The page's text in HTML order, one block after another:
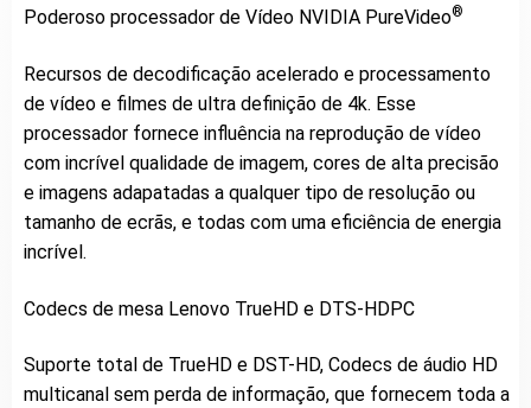
Poderoso processador de Vídeo NVIDIA PureVideo®
Recursos de decodificação acelerado e processamento
de vídeo e filmes de ultra definição de 4k. Esse
processador fornece influência na reprodução de vídeo
com incrível qualidade de imagem, cores de alta precisão
e imagens adapatadas a qualquer tipo de resolução ou
tamanho de ecrãs, e todas com uma eficiência de energia
incrível.
Codecs de mesa Lenovo TrueHD e DTS-HDPC
Suporte total de TrueHD e DST-HD, Codecs de áudio HD
multicanal sem perda de informação, que fornecem toda a